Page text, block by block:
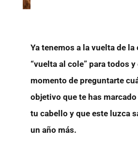
Ya tenemos a la vuelta de la
“vuelta al cole” para todos y
momento de preguntarte
objetivo que te has
tu cabello y que este luzca
un año más.